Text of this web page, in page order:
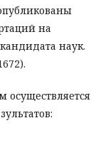
на
наук.
осуществляется